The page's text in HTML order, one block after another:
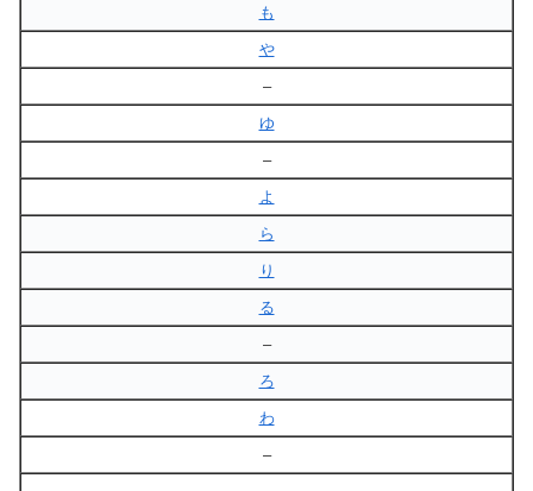
も
や
–
ゆ
–
よ
ら
り
る
–
ろ
わ
–